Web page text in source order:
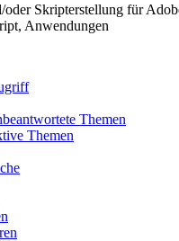
oder Skripterstellung für
Anwendungen
Themen
Themen